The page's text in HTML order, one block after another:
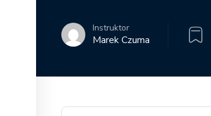
Instruktor
Marek Czuma